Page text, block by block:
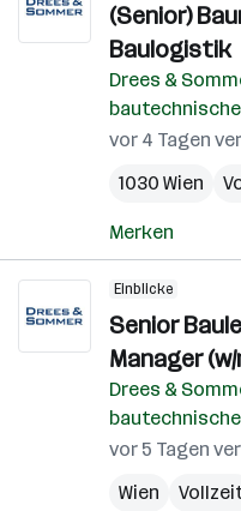
(Senior)
Baulogistik
Drees &
vor 4 Tagen
1030 Wien
Merken
Einblicke
Senior
Manager (w/
Drees &
vor 5 Tagen
Wien